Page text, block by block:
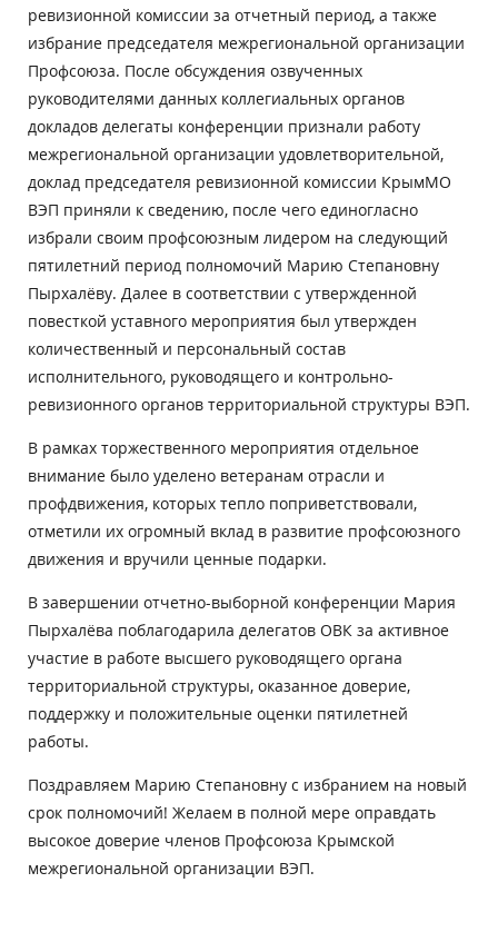
ревизионной комиссии за отчетный период, а также
избрание председателя межрегиональной организации
Профсоюза. После обсуждения озвученных
руководителями данных коллегиальных органов
докладов делегаты конференции признали работу
межрегиональной организации удовлетворительной,
доклад председателя ревизионной комиссии КрымМО
ВЭП приняли к сведению, после чего единогласно
избрали своим профсоюзным лидером на следующий
пятилетний период полномочий Марию Степановну
Пырхалёву. Далее в соответствии с утвержденной
повесткой уставного мероприятия был утвержден
количественный и персональный состав
исполнительного, руководящего и контрольно-
ревизионного органов территориальной структуры ВЭП.
В рамках торжественного мероприятия отдельное
внимание было уделено ветеранам отрасли и
профдвижения, которых тепло поприветствовали,
отметили их огромный вклад в развитие профсоюзного
движения и вручили ценные подарки.
В завершении отчетно-выборной конференции Мария
Пырхалёва поблагодарила делегатов ОВК за активное
участие в работе высшего руководящего органа
территориальной структуры, оказанное доверие,
поддержку и положительные оценки пятилетней
работы.
Поздравляем Марию Степановну с избранием на новый
срок полномочий! Желаем в полной мере оправдать
высокое доверие членов Профсоюза Крымской
межрегиональной организации ВЭП.